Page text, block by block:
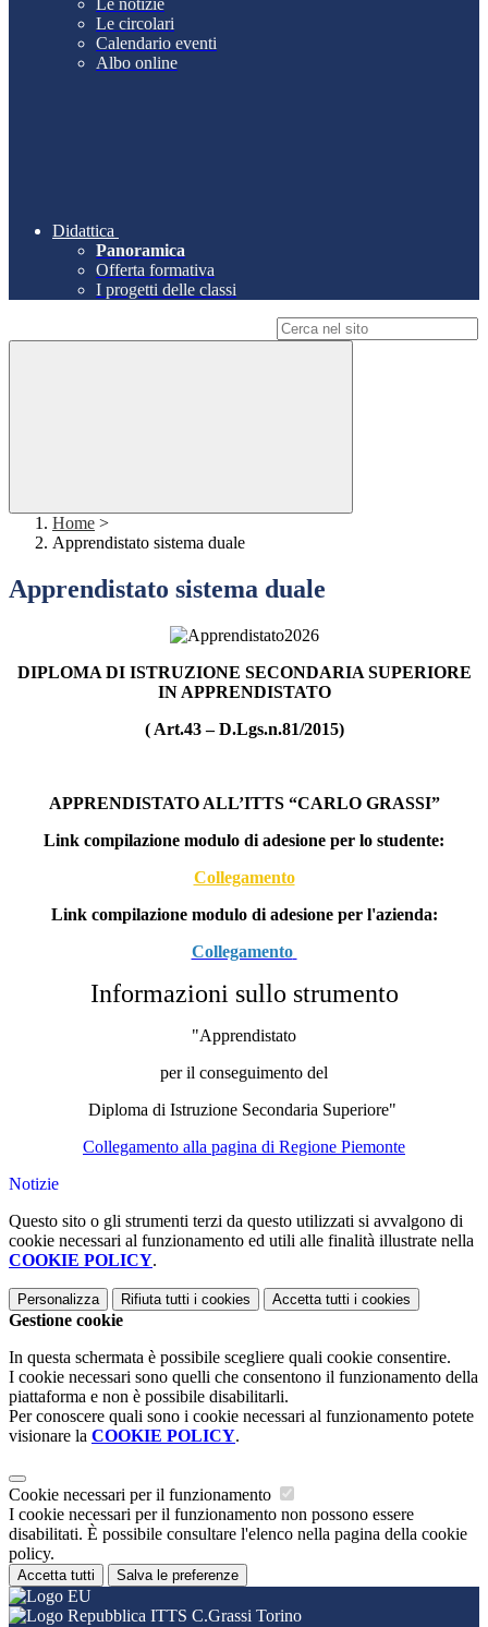
Le notizie
Le circolari
Calendario eventi
Albo online
Didattica
Panoramica
Offerta formativa
I progetti delle classi
Home >
Apprendistato sistema duale
Apprendistato sistema duale
DIPLOMA DI ISTRUZIONE SECONDARIA SUPERIORE
IN APPRENDISTATO
( Art.43 – D.Lgs.n.81/2015)
APPRENDISTATO ALL’ITTS “CARLO GRASSI”
Link compilazione modulo di adesione per lo studente:
Collegamento
Link compilazione modulo di adesione per l'azienda:
Collegamento
Informazioni sullo strumento
"Apprendistato
per il conseguimento del
Diploma di Istruzione Secondaria Superiore"
Collegamento alla pagina di Regione Piemonte
Notizie
Questo sito o gli strumenti terzi da questo utilizzati si avvalgono di
cookie necessari al funzionamento ed utili alle finalità illustrate nella
COOKIE POLICY.
Personalizza Rifiuta tutti i cookies Accetta tutti i cookies
Gestione cookie
In questa schermata è possibile scegliere quali cookie consentire.
I cookie necessari sono quelli che consentono il funzionamento della
piattaforma e non è possibile disabilitarli.
Per conoscere quali sono i cookie necessari al funzionamento potete
visionare la COOKIE POLICY.
Cookie necessari per il funzionamento
I cookie necessari per il funzionamento non possono essere
disabilitati. È possibile consultare l'elenco nella pagina della cookie
policy.
Accetta tutti Salva le preferenze
ITTS C.Grassi Torino